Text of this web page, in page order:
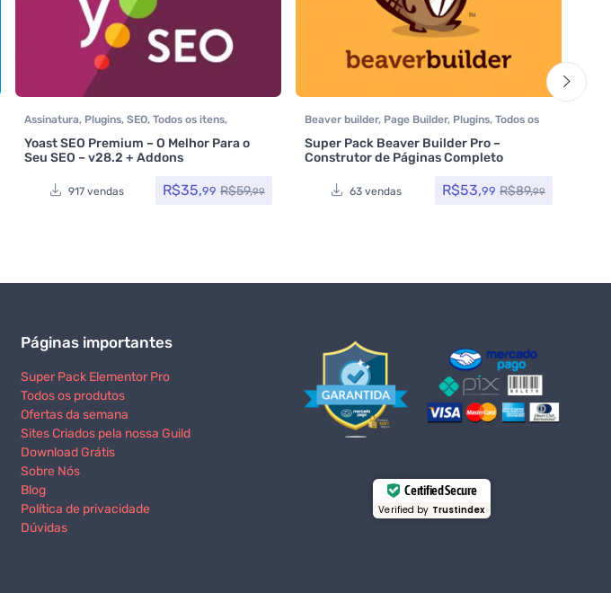
Assinatura, Plugins, SEO, Todos os itens,
Woocommerce
Yoast SEO
Yoast SEO Premium – O Melhor Para o
Seu SEO – v28.2 + Addons
917 vendas R$35,99 R$59,99
Beaver builder, Page Builder, Plugins, Todos os
itens
Woocommerce
Super Pack Beaver Builder Pro –
Construtor de Páginas Completo
63 vendas R$53,99 R$89,99
Páginas importantes
Super Pack Elementor Pro
Todos os produtos
Ofertas da semana
Sites Criados pela nossa Guild
Download Grátis
Sobre Nós
Blog
Política de privacidade
Dúvidas
Certified Secure
Verified by Trustindex